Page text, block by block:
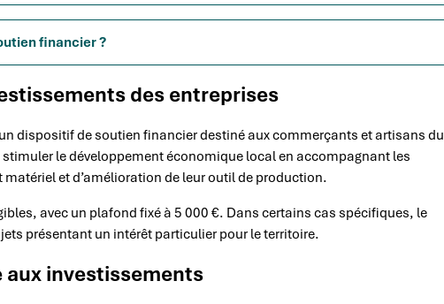
financier ?
des entreprises
dispositif de soutien financier destiné aux commerçants et artisans du
le développement économique local en accompagnant les
et d’amélioration de leur outil de production.
avec un plafond fixé à 5 000 €. Dans certains cas spécifiques, le
présentant un intérêt particulier pour le territoire.
aux investissements